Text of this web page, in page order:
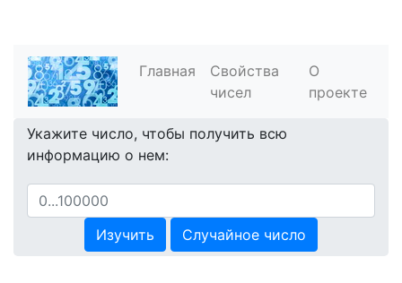
Главная
Свойства
чисел
О
проекте
Укажите число, чтобы получить всю
информацию о нем:
Изучить Случайное число